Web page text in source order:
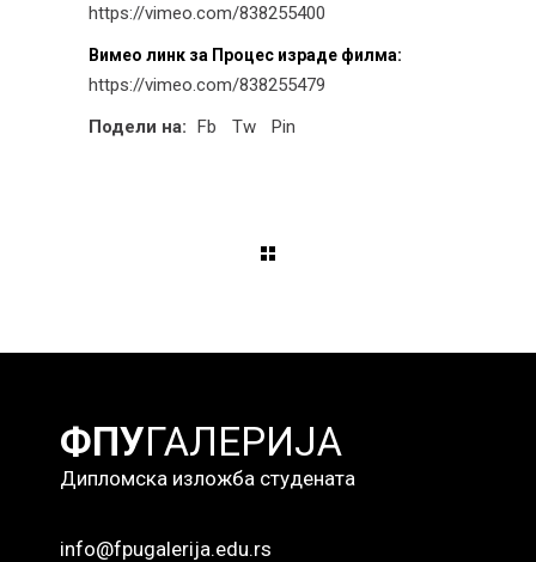
https://vimeo.com/838255400
Вимео линк за Процес израде филма:
https://vimeo.com/838255479
Подели на: Fb Tw Pin
ФПУГАЛЕРИЈА
Дипломска изложба студената
info@fpugalerija.edu.rs